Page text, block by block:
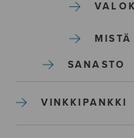
MISTÄ
SANASTO
VINKKIPANKKI